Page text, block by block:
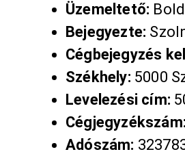
Üzemeltető:
Bejegyezte:
Cégbejegyzés
Székhely: 5000
Levelezési cím:
Cégjegyzékszám:
Adószám: